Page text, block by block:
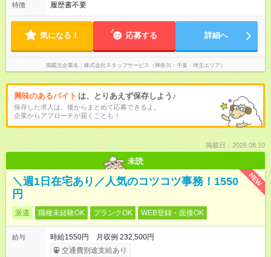
特徴 履歴書不要
気になる！ 応募する 詳細へ
掲載元企業名 株式会社スタッフサービス（神奈川・千葉・埼玉エリア）
興味のあるバイト は、とりあえず保存しよう♪
保存した求人は、後からまとめて応募できるよ。
企業からアプローチが届くことも！
掲載日：2026.08.10
未読
NEW
＼週1日在宅あり／人気のコツコツ事務！1550
円
派遣 職種未経験OK ブランクOK WEB登録・面接OK
給与
時給1550円 月収例 232,500円
交通費別途支給あり